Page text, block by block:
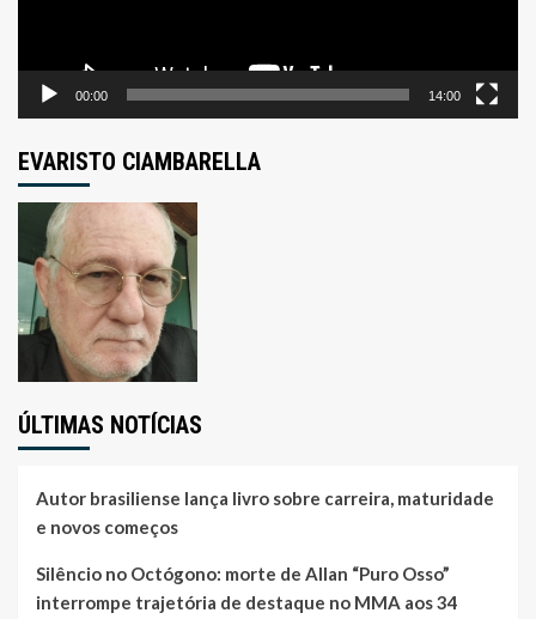
00:00 14:00
EVARISTO CIAMBARELLA
ÚLTIMAS NOTÍCIAS
Autor brasiliense lança livro sobre carreira, maturidade
e novos começos
Silêncio no Octógono: morte de Allan “Puro Osso”
interrompe trajetória de destaque no MMA aos 34